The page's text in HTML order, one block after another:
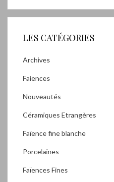
LES CATÉGORIES
Archives
Faiences
Nouveautés
Céramiques Etrangères
Faïence fine blanche
Porcelaines
Faïences Fines